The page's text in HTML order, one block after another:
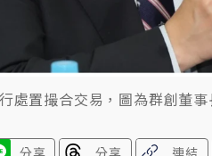
處置撮合交易，圖為群創董
分享 分享 連結